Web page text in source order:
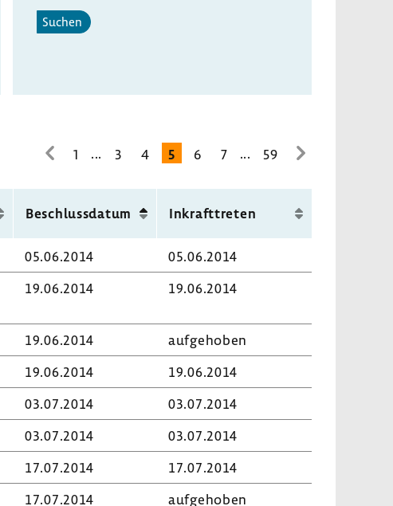
Suchen
zur
Seite
1 ... 3 4 5 6 7 ... 59
zur
Beschluss­datum Inkraft­treten
05.06.2014
05.06.2014
19.06.2014 19.06.2014
19.06.2014
aufge­hoben
19.06.2014
19.06.2014
03.07.2014
03.07.2014
03.07.2014
03.07.2014
17.07.2014
17.07.2014
17.07.2014
aufge­hoben